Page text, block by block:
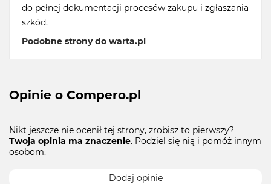
do pełnej dokumentacji procesów zakupu i zgłaszania
szkód.
Podobne strony do warta.pl
Opinie o Compero.pl
Nikt jeszcze nie ocenił tej strony, zrobisz to pierwszy?
Twoja opinia ma znaczenie. Podziel się nią i pomóż innym
osobom.
Dodaj opinie